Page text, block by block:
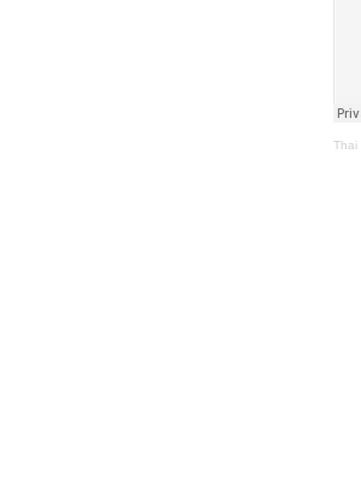
Thai